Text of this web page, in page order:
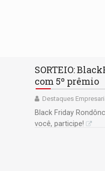
SORTEIO:
com 5º prêmio
Destaques
Black Friday
você, participe!